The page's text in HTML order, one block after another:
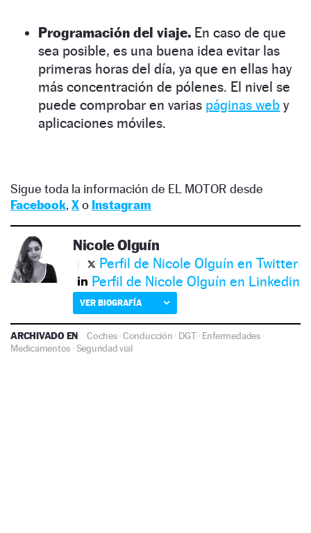
Programación del viaje. En caso de que
sea posible, es una buena idea evitar las
primeras horas del día, ya que en ellas hay
más concentración de pólenes. El nivel se
puede comprobar en varias páginas web y
aplicaciones móviles.
Sigue toda la información de EL MOTOR desde
Facebook, Xo Instagram
Nicole Olguín
Perfil de Nicole Olguín en Twitter
Perfil de Nicole Olguín en Linkedin
VER BIOGRAFÍA
ARCHIVADO EN Coches·Conducción · DGT· Enfermedades·
Medicamentos ·Seguridad vial